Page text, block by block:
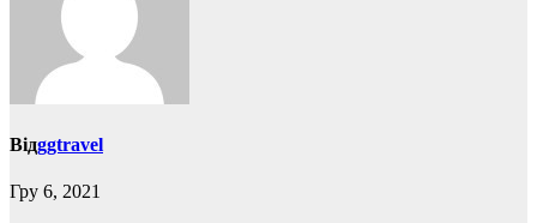
Відggtravel
Гру 6, 2021